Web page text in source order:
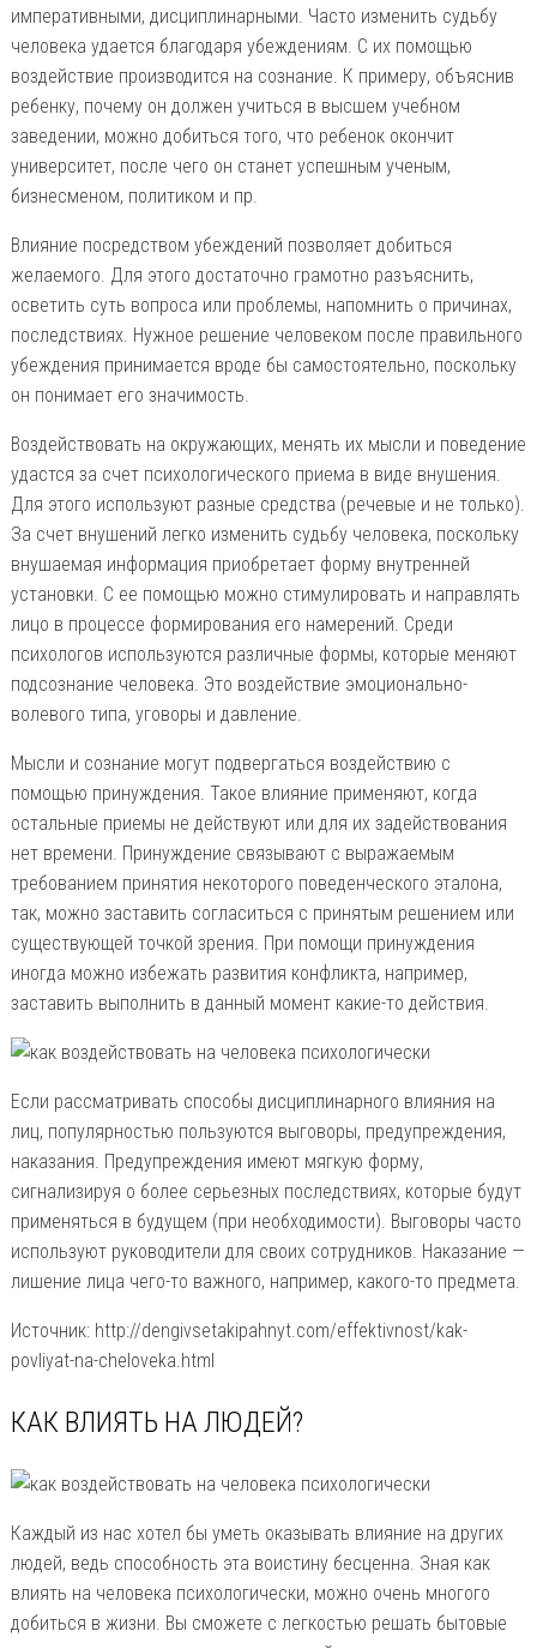
императивными, дисциплинарными. Часто изменить судьбу
человека удается благодаря убеждениям. С их помощью
воздействие производится на сознание. К примеру, объяснив
ребенку, почему он должен учиться в высшем учебном
заведении, можно добиться того, что ребенок окончит
университет, после чего он станет успешным ученым,
бизнесменом, политиком и пр.
Влияние посредством убеждений позволяет добиться
желаемого. Для этого достаточно грамотно разъяснить,
осветить суть вопроса или проблемы, напомнить о причинах,
последствиях. Нужное решение человеком после правильного
убеждения принимается вроде бы самостоятельно, поскольку
он понимает его значимость.
Воздействовать на окружающих, менять их мысли и поведение
удастся за счет психологического приема в виде внушения.
Для этого используют разные средства (речевые и не только).
За счет внушений легко изменить судьбу человека, поскольку
внушаемая информация приобретает форму внутренней
установки. С ее помощью можно стимулировать и направлять
лицо в процессе формирования его намерений. Среди
психологов используются различные формы, которые меняют
подсознание человека. Это воздействие эмоционально-
волевого типа, уговоры и давление.
Мысли и сознание могут подвергаться воздействию с
помощью принуждения. Такое влияние применяют, когда
остальные приемы не действуют или для их задействования
нет времени. Принуждение связывают с выражаемым
требованием принятия некоторого поведенческого эталона,
так, можно заставить согласиться с принятым решением или
существующей точкой зрения. При помощи принуждения
иногда можно избежать развития конфликта, например,
заставить выполнить в данный момент какие-то действия.
Если рассматривать способы дисциплинарного влияния на
лиц, популярностью пользуются выговоры, предупреждения,
наказания. Предупреждения имеют мягкую форму,
сигнализируя о более серьезных последствиях, которые будут
применяться в будущем (при необходимости). Выговоры часто
используют руководители для своих сотрудников. Наказание —
лишение лица чего-то важного, например, какого-то предмета.
Источник: http://dengivsetakipahnyt.com/effektivnost/kak-
povliyat-na-cheloveka.html
КАК ВЛИЯТЬ НА ЛЮДЕЙ?
Каждый из нас хотел бы уметь оказывать влияние на других
людей, ведь способность эта воистину бесценна. Зная как
влиять на человека психологически, можно очень многого
добиться в жизни. Вы сможете с легкостью решать бытовые